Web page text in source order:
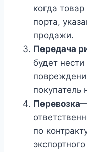
когда
порта,
продажи.
Передача
будет
покупатель
Перевозка
по